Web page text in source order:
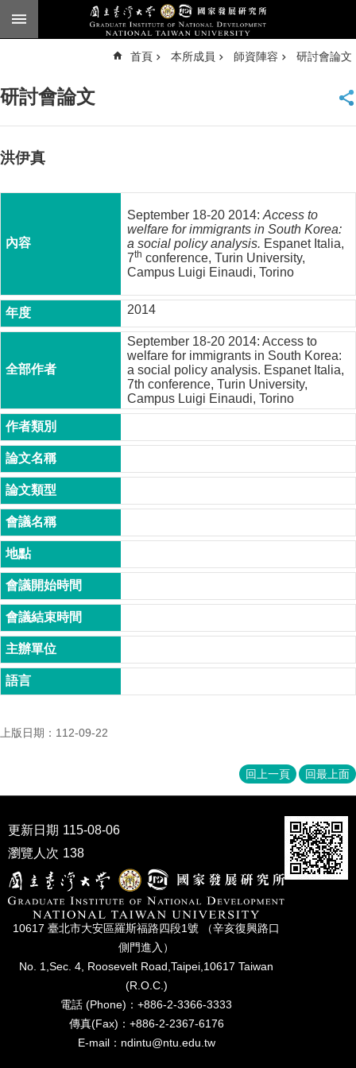
跳到主要內容區塊
臺
頁
本
介
本
成
博
士
班
碩
士
班
在
職
專
班
學
術
研
究
發
口
專
區
所
會
首頁 本所成員 師資陣容 研討會論文
研討會論文
洪伊真
September 18-20 2014:Access to
welfare for immigrants in South Korea:
a social policy analysis. Espanet Italia,
7th conference, Turin University,
Campus Luigi Einaudi, Torino
2014
September 18-20 2014: Access to
welfare for immigrants in South Korea:
a social policy analysis. Espanet Italia,
7th conference, Turin University,
Campus Luigi Einaudi, Torino
上版日期：112-09-22
回上一頁 回最上面
更新日期 115-08-06
瀏覽人次 138
10617 臺北市⼤安區羅斯福路四段1號 （辛亥復興路⼝
側⾨進入）
No. 1,Sec. 4, Roosevelt Road,Taipei,10617 Taiwan
(R.O.C.)
電話 (Phone)：+886-2-3366-3333
傳真(Fax)：+886-2-2367-6176
E-mail：ndintu@ntu.edu.tw